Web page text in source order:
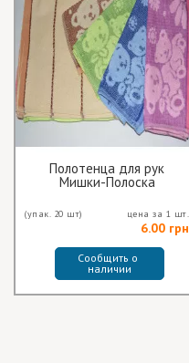
Полотенца для рук
Мишки-Полоска
(упак. 20 шт) цена за 1 шт.
6.00 грн
Сообщить о
наличии